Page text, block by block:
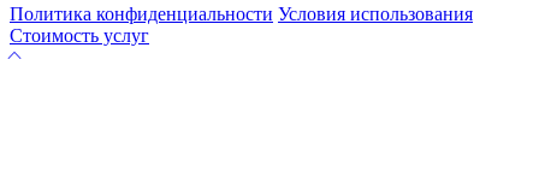
Политика конфиденциальности Условия использования
Стоимость услуг